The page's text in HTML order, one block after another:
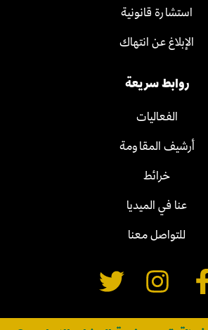
استشارة قانونية
الإبلاغ عن انتهاك
روابط سريعة
الفعاليات
أرشيف المقاومة
خرائط
عنا في الميديا
للتواصل معنا